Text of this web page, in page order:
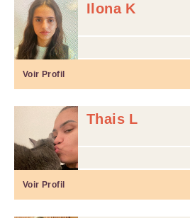
Ilona K
Voir Profil
Thais L
Voir Profil